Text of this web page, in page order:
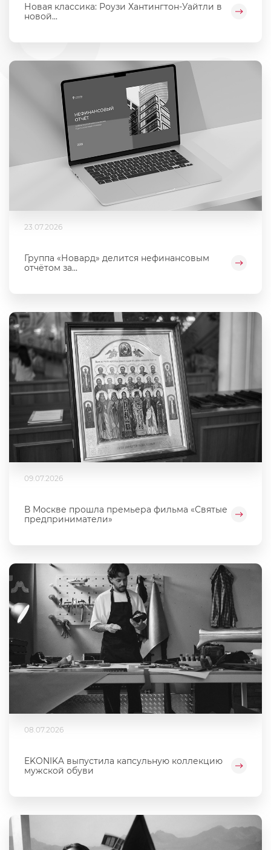
Новая классика: Роузи Хантингтон-Уайтли в
новой...
23.07.2026
Группа «Новард» делится нефинансовым
отчётом за...
09.07.2026
В Москве прошла премьера фильма «Святые
предприниматели»
08.07.2026
EKONIKA выпустила капсульную коллекцию
мужской обуви